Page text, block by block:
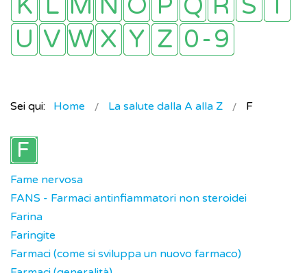
Sei qui: Home La salute dalla A alla Z F
Fame nervosa
FANS - Farmaci antinfiammatori non steroidei
Farina
Faringite
Farmaci (come si sviluppa un nuovo farmaco)